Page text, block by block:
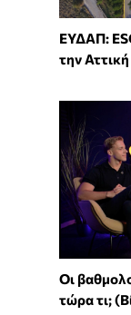
ΕΥΔΑΠ:
την Αττική
Οι
τώρα τι;